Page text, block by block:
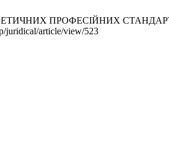
ПРОФЕСІЙНИХ СТАНДАРТІВ.
juridical/article/view/523